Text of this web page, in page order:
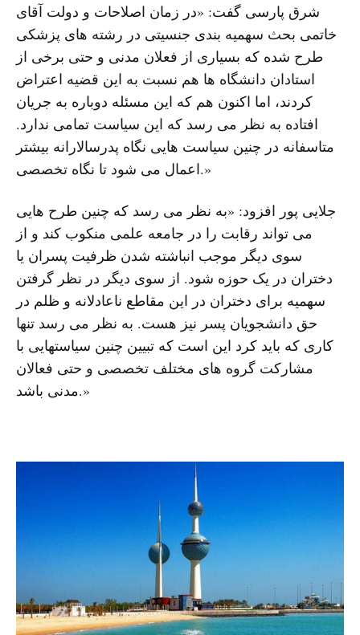
شرق پارسی گفت: «در زمان اصلاحات و دولت آقای
خاتمی بحث سهمیه بندی جنسیتی در رشته های پزشکی
طرح شده که بسیاری از فعلان مدنی و حتی برخی از
استادان دانشگاه ها هم نسبت به این قضیه اعتراض
کردند، اما اکنون هم که این مسئله دوباره به جریان
افتاده به نظر می رسد که این سیاست تمامی ندارد.
متاسفانه در چنین سیاست هایی نگاه پدرسالارانه بیشتر
اعمال می شود تا نگاه تخصصی.»
جلایی پور افزود: «به نظر می رسد که چنین طرح هایی
می تواند رقابت را در جامعه علمی منکوب کند و از
سوی دیگر موجب انباشته شدن ظرفیت پسران یا
دختران در یک حوزه شود. از سوی دیگر در نظر گرفتن
سهمیه برای دختران در این مقاطع ناعادلانه و ظلم در
حق دانشجویان پسر نیز هست. به نظر می رسد تنها
کاری که باید کرد این است که تبیین چنین سیاستهایی با
مشارکت گروه های مختلف تخصصی و حتی فعالان
مدنی باشد.»